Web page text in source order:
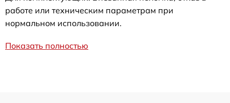
работе или техническим параметрам при
нормальном использовании.
Показать полностью